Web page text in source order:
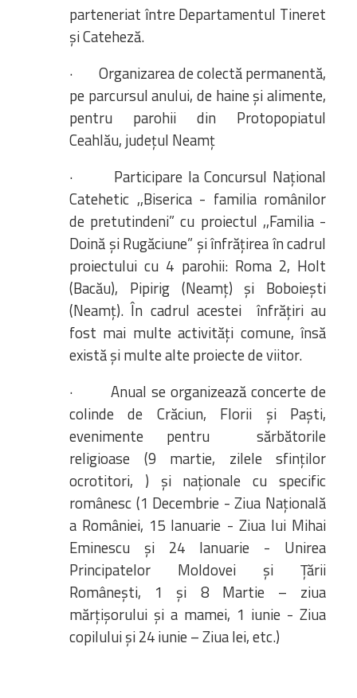
parteneriat între Departamentul Tineret
și Cateheză.
· Organizarea de colectă permanentă,
pe parcursul anului, de haine și alimente,
pentru parohii din Protopopiatul
Ceahlău, județul Neamț
· Participare la Concursul Național
Catehetic ,,Biserica - familia românilor
de pretutindeni” cu proiectul ,,Familia -
Doină și Rugăciune” și înfrățirea în cadrul
proiectului cu 4 parohii: Roma 2, Holt
(Bacău), Pipirig (Neamț) și Boboiești
(Neamț). În cadrul acestei înfrățiri au
fost mai multe activități comune, însă
există și multe alte proiecte de viitor.
· Anual se organizează concerte de
colinde de Crăciun, Florii și Paști,
evenimente pentru sărbătorile
religioase (9 martie, zilele sfinților
ocrotitori, ) și naționale cu specific
românesc (1 Decembrie - Ziua Națională
a României, 15 Ianuarie - Ziua lui Mihai
Eminescu și 24 Ianuarie - Unirea
Principatelor Moldovei și Țării
Românești, 1 și 8 Martie – ziua
mărțișorului și a mamei, 1 iunie - Ziua
copilului și 24 iunie – Ziua Iei, etc.)